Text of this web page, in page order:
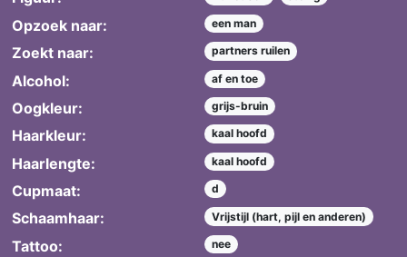
Opzoek naar: een man
Zoekt naar: partners ruilen
Alcohol: af en toe
Oogkleur: grijs-bruin
Haarkleur: kaal hoofd
Haarlengte: kaal hoofd
Cupmaat: d
Schaamhaar: Vrijstijl (hart, pijl en anderen)
Tattoo: nee